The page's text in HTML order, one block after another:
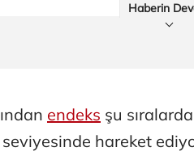
Haberin
endeks şu
hareket